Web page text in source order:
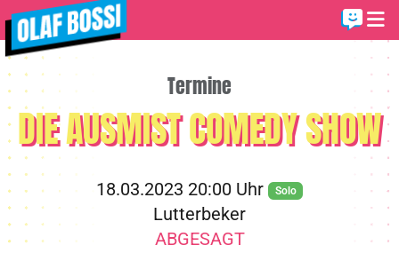
Termine
DIE AUSMIST COMEDY SHOW
18.03.2023 20:00 Uhr Solo
Lutterbeker
ABGESAGT